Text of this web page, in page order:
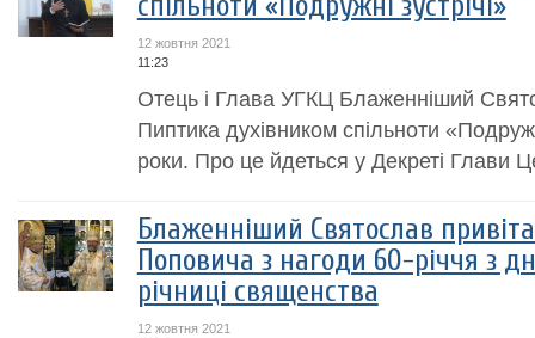
12 жовтня 2021
11:23
Отець і Глава УГКЦ Блаженніший
Пиптика духівником спільноти
роки. Про це йдеться у Декреті Глави
Блаженніший Святослав
Поповича з нагоди 60-річчя з
річниці священства
12 жовтня 2021